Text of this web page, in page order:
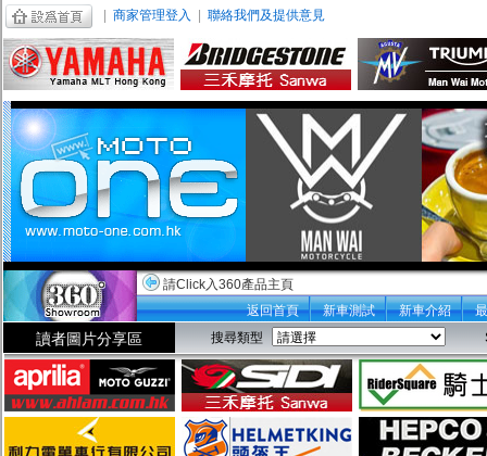
商家管理登入 聯絡我們及提供意見
請Click入360產品主頁
返回首頁
新車測試 新車介紹
讀者圖片分享區 搜尋類型